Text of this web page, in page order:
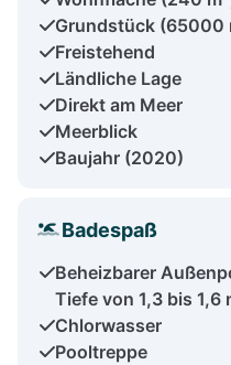
Grundstück (65000
Freistehend
Ländliche Lage
Direkt am Meer
Meerblick
Baujahr (2020)
Badespaß
Beheizbarer
Tiefe von 1,3 bis 1,6
Chlorwasser
Pooltreppe